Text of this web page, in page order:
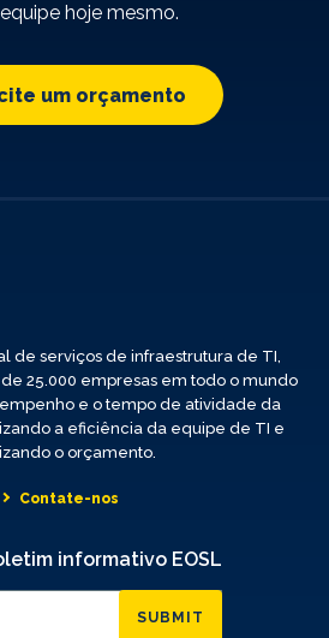
hoje mesmo.
um orçamento
de serviços de infraestrutura de TI,
25.000 empresas em todo o mundo
e o tempo de atividade da
a eficiência da equipe de TI e
o orçamento.
Contate-nos
informativo EOSL
SUBMIT